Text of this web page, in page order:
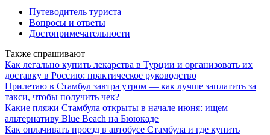
Путеводитель туриста
Вопросы и ответы
Достопримечательности
Также спрашивают
Как легально купить лекарства в Турции и организовать их
доставку в Россию: практическое руководство
Прилетаю в Стамбул завтра утром — как лучше заплатить за
такси, чтобы получить чек?
Какие пляжи Стамбула открыты в начале июня: ищем
альтернативу Blue Beach на Бююкаде
Как оплачивать проезд в автобусе Стамбула и где купить